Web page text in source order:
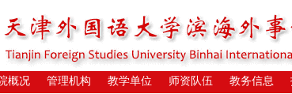
概况 管理机构 教学单位 师资队伍 教务信息